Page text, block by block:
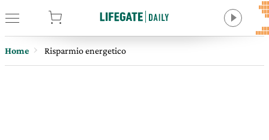
Home Risparmio energetico